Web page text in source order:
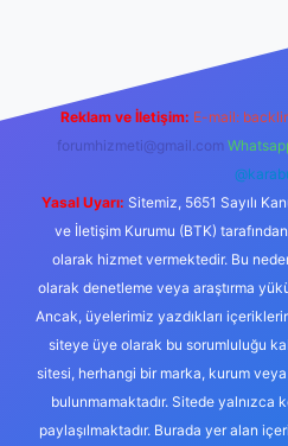
Reklam ve İletişim: E-mail:
forumhizmeti@gmail.com
Yasal Uyarı: Sitemiz, 5651 Sayılı
ve İletişim Kurumu (BTK)
olarak hizmet vermektedir. Bu
olarak denetleme veya araştırma
Ancak, üyelerimiz yazdıkları
siteye üye olarak bu sorumluluğu
sitesi, herhangi bir marka, kurum veya
bulunmamaktadır. Sitede yalnızca
paylaşılmaktadır. Burada yer alan